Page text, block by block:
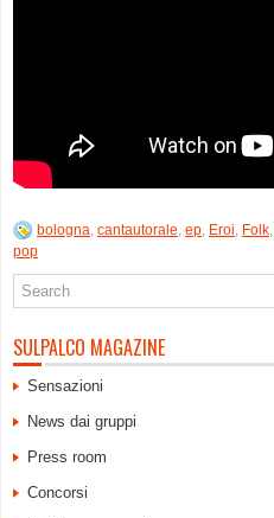
bologna, cantautorale, ep, Eroi, Folk,
pop
SULPALCO MAGAZINE
Sensazioni
News dai gruppi
Press room
Concorsi